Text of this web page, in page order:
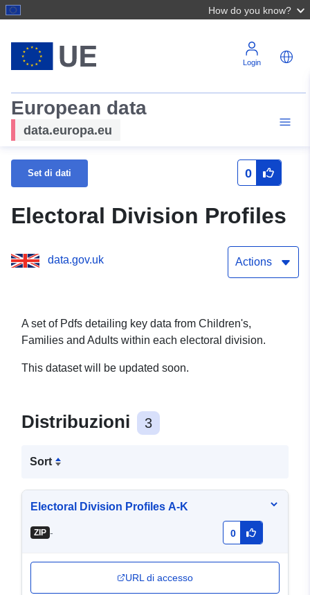
How do you know?
Login
European data
data.europa.eu
Set di dati 0
Electoral Division Profiles
data.gov.uk Actions
A set of Pdfs detailing key data from Children's,
Families and Adults within each electoral division.
This dataset will be updated soon.
Distribuzioni 3
Sort
Electoral Division Profiles A-K
ZIP - 0
URL di accesso